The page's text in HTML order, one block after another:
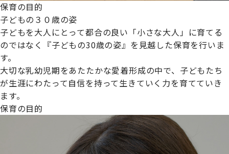
プライムスターほいくえんグループは女性が安心して働き
続けられる環境づくりに取り組んでおり、厚生労働省の
【えるぼし認定(☆☆)】
保育の目的
子どもの３０歳の姿
子どもを大人にとって都合の良い「小さな大人」に育てる
のではなく『子どもの30歳の姿』を見越した保育を行いま
す。
大切な乳幼児期をあたたかな愛着形成の中で、子どもたち
が生涯にわたって自信を持って生きていく力を育てていき
ます。
保育の目的